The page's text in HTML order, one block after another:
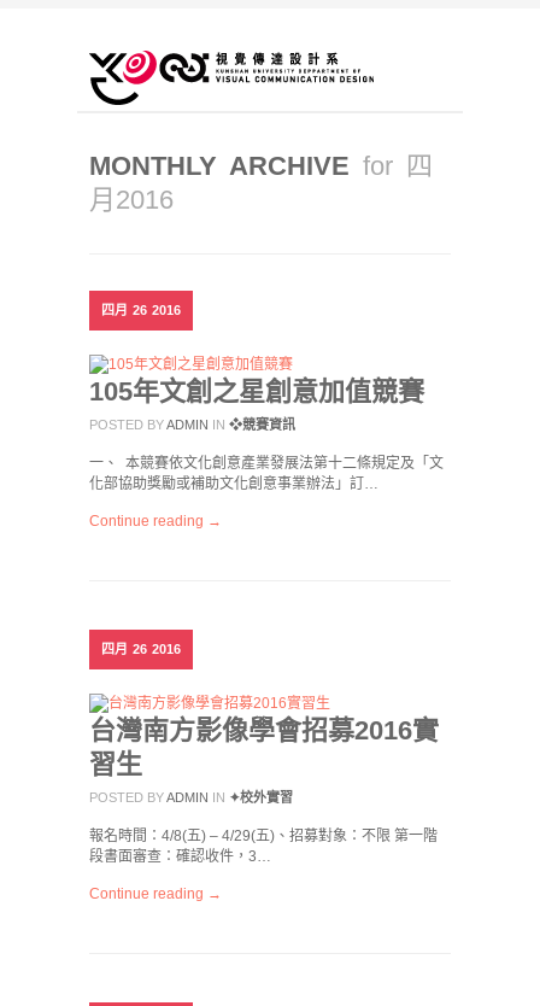
MONTHLY ARCHIVE for 四
月2016
四月 26 2016
105年文創之星創意加值競賽
POSTED BYADMIN IN ❖競賽資訊
一、 本競賽依文化創意產業發展法第十二條規定及「文
化部協助獎勵或補助文化創意事業辦法」訂…
Continue reading →
四月 26 2016
台灣南方影像學會招募2016實
習生
POSTED BYADMIN IN ✦校外實習
報名時間：4/8(五) – 4/29(五)、招募對象：不限 第一階
段書面審查：確認收件，3…
Continue reading →